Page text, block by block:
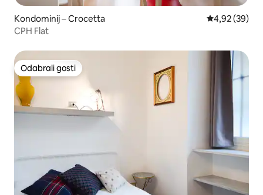
Kondominij – Crocetta Prosječna
4,92 (39)
CPH Flat
Odabrali gosti
Odabrali gosti